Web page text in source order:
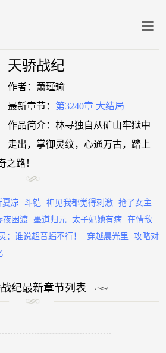
天骄战纪
作者：萧瑾瑜
最新章节： 第3240章 大结局
作品简介：林寻独自从矿山牢狱中
走出，掌御灵纹，心通万古，踏上
之路！
夏凉 斗铠 神见我都觉得刺激
抢了女主
夜困渡 墨道归元 太子妃她有病
在情敌
：谁说超音蝠不行！ 穿越晨光里
攻略对
纪最新章节列表